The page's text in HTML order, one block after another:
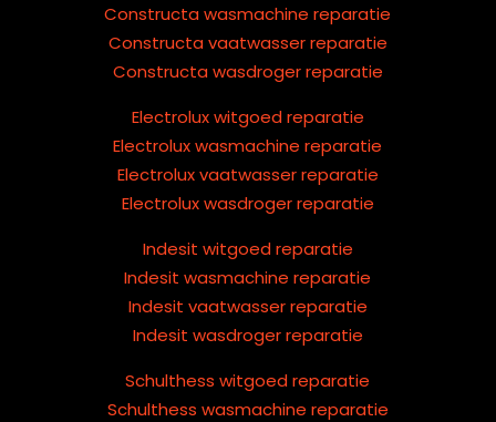
Constructa wasmachine reparatie
Constructa vaatwasser reparatie
Constructa wasdroger reparatie
Electrolux witgoed reparatie
Electrolux wasmachine reparatie
Electrolux vaatwasser reparatie
Electrolux wasdroger reparatie
Indesit witgoed reparatie
Indesit wasmachine reparatie
Indesit vaatwasser reparatie
Indesit wasdroger reparatie
Schulthess witgoed reparatie
Schulthess wasmachine reparatie